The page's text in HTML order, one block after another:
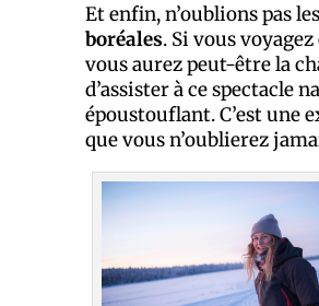
Et enfin, n’oublions pas
boréales. Si vous
vous aurez peut-être la
d’assister à ce spectacle
époustouflant. C’est une
que vous n’oublierez